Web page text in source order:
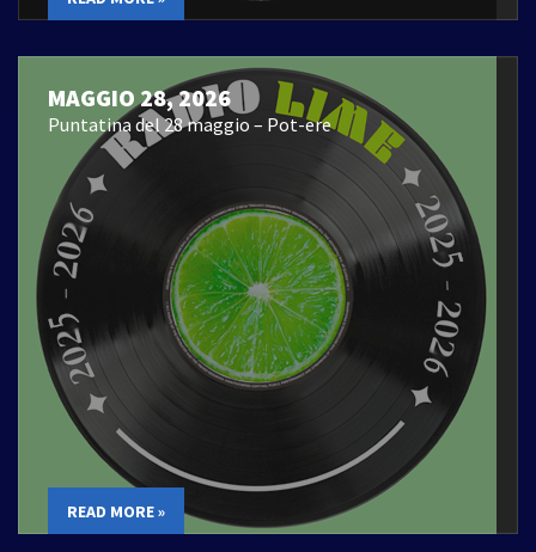
MAGGIO 28, 2026
Puntatina del 28 maggio – Pot-ere
READ MORE »